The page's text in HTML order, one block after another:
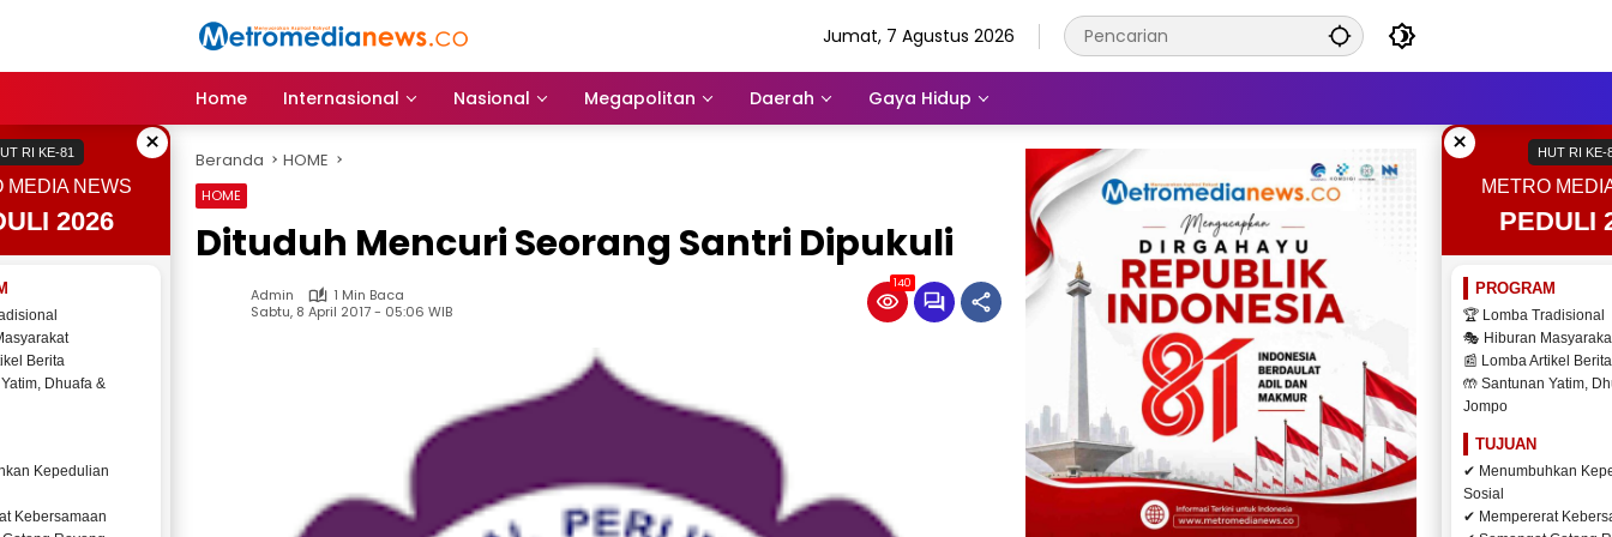
Jumat, 7 Agustus 2026
Home Internasional Nasional Megapolitan Daerah Gaya Hidup
×
RI KE-81
MEDIA NEWS
2026
Berita
Dhuafa &
Kepedulian
Kebersamaan
× HUT RI KE-
METRO
PEDULI
PROGRAM
🏆 Lomba Tradisional
🎭 Hiburan
📰 Lomba Artikel Berita
🤲 Santunan Yatim,
Jompo
TUJUAN
✔ Menumbuhkan
Sosial
✔ Mempererat
Beranda HOME
HOME
Dituduh Mencuri Seorang Santri Dipukuli
Admin
1 Min Baca
Sabtu, 8 April 2017 - 05:06 WIB
140